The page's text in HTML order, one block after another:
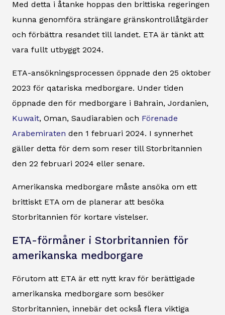
Med detta i åtanke hoppas den brittiska regeringen
kunna genomföra strängare gränskontrollåtgärder
och förbättra resandet till landet. ETA är tänkt att
vara fullt utbyggt 2024.
ETA-ansökningsprocessen öppnade den 25 oktober
2023 för qatariska medborgare. Under tiden
öppnade den för medborgare i Bahrain, Jordanien,
Kuwait, Oman, Saudiarabien och Förenade
Arabemiraten den 1 februari 2024. I synnerhet
gäller detta för dem som reser till Storbritannien
den 22 februari 2024 eller senare.
Amerikanska medborgare måste ansöka om ett
brittiskt ETA om de planerar att besöka
Storbritannien för kortare vistelser.
ETA-förmåner i Storbritannien för
amerikanska medborgare
Förutom att ETA är ett nytt krav för berättigade
amerikanska medborgare som besöker
Storbritannien, innebär det också flera viktiga